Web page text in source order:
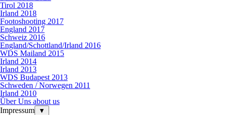
Tirol 2018
Irland 2018
Footoshooting 2017
England 2017
Schweiz 2016
England/Schottland/Irland 2016
WDS Mailand 2015
Irland 2014
Irland 2013
WDS Budapest 2013
Schweden / Norwegen 2011
Irland 2010
Über Uns about us
Impressum
▼